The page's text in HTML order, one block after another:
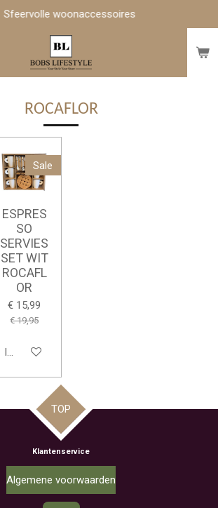
Sfeervolle woonaccessoires
ROCAFLOR
Sale
ESPRES
SO
SERVIES
SET WIT
ROCAFL
OR
€ 15,99
€ 19,95
In winkelwagen
TOP
Klantenservice
Algemene voorwaarden